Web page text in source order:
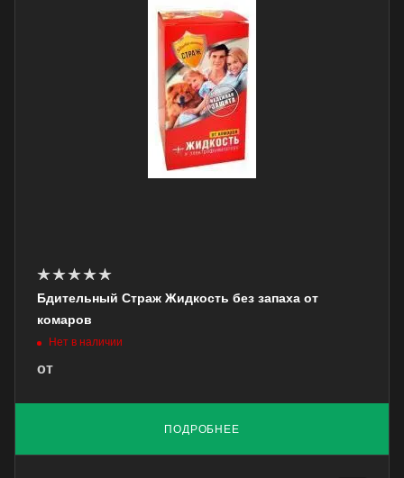
Бдительный Страж Жидкость без запаха от
комаров
Нет в наличии
от
ПОДРОБНЕЕ